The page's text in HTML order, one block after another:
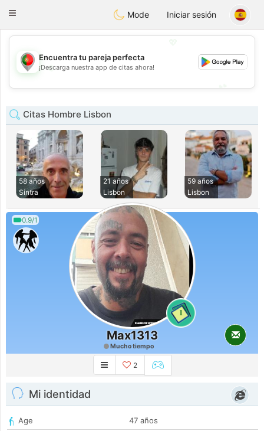
namoroPortugues
Toggle
Mode Iniciar sesión
💖
💕
Encuentra tu pareja perfecta
¡Descarga nuestra app de citas ahora!
Citas Hombre Lisbon
58 años
Sintra
21 años
Lisbon
59 años
Lisbon
0.9/1
1
Max1313
Mucho tiempo
2
Mi identidad
Age
47 años